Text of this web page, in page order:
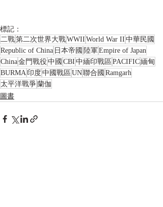
標記：
二戰第二次世界大戰WWII World War II 中華民國
Republic of China 日本帝國 陸軍Empire of Japan
China金門戰役中國 CBI 中緬印戰區 PACIFIC緬甸
BURMA 印度中國戰區 UN聯合國 Ramgarh
太平洋戰爭蘭伽
圖書